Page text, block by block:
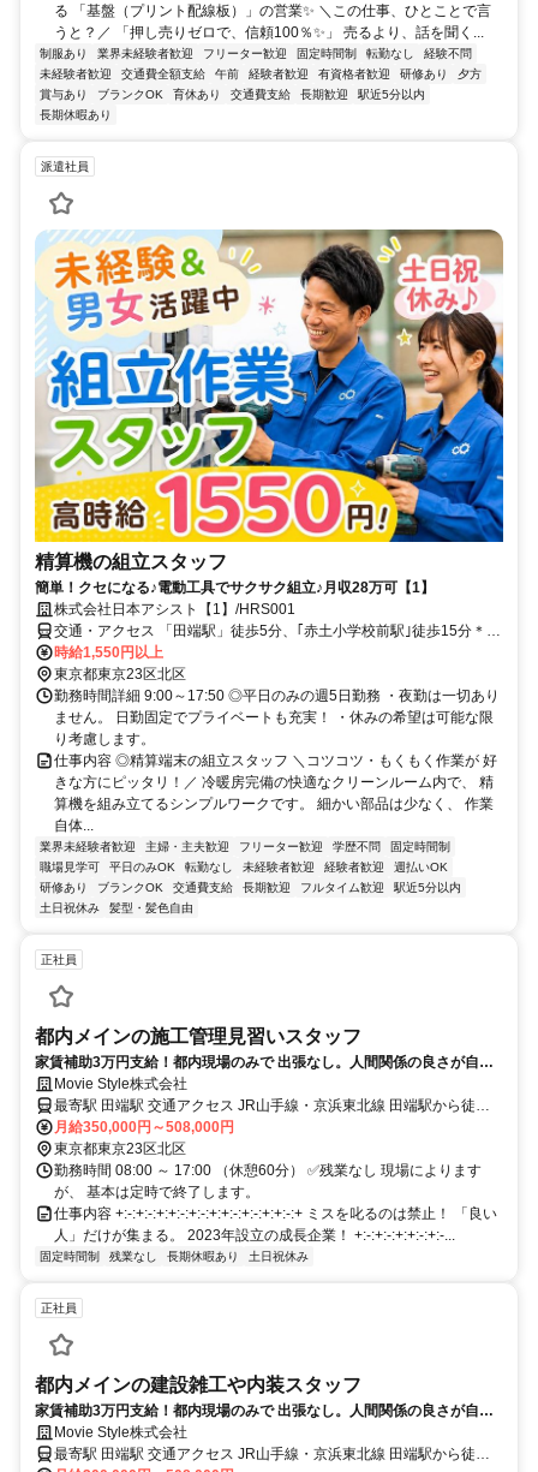
る 「基盤（プリント配線板）」の営業✨ ＼この仕事、ひとことで言
うと？／ 「押し売りゼロで、信頼100％✨」 売るより、話を聞く...
制服あり 業界未経験者歓迎 フリーター歓迎 固定時間制 転勤なし
経験不問
未経験者歓迎
交通費全額支給 午前 経験者歓迎 有資格者歓迎 研修あり
夕方
賞与あり
ブランクOK 育休あり 交通費支給 長期歓迎
駅近5分以内
長期休暇あり
派遣社員
精算機の組立スタッフ
簡単！クセになる♪電動工具でサクサク組立♪月収28万可【1】
株式会社日本アシスト【1】/HRS001
交通・アクセス 「田端駅」徒歩5分、｢赤土小学校前駅｣徒歩15分＊交
通費規定支給
時給1,550円以上
東京都東京23区北区
勤務時間詳細 9:00～17:50 ◎平日のみの週5日勤務 ・夜勤は一切あり
ません。 日勤固定でプライベートも充実！ ・休みの希望は可能な限
り考慮します。
仕事内容 ◎精算端末の組立スタッフ ＼コツコツ・もくもく作業が 好
きな方にピッタリ！／ 冷暖房完備の快適なクリーンルーム内で、 精
算機を組み立てるシンプルワークです。 細かい部品は少なく、 作業
自体...
業界未経験者歓迎 主婦・主夫歓迎 フリーター歓迎 学歴不問
固定時間制
職場見学可
平日のみOK 転勤なし 未経験者歓迎 経験者歓迎
週払いOK
研修あり
ブランクOK 交通費支給 長期歓迎 フルタイム歓迎
駅近5分以内
土日祝休み
髪型・髪色自由
正社員
都内メインの施工管理見習いスタッフ
家賃補助3万円支給！都内現場のみで 出張なし。人間関係の良さが自
慢！Movie Style株式会社
最寄駅 田端駅 交通アクセス JR山手線・京浜東北線 田端駅から徒歩
約 4〜6分 ※現場は新宿・中野・品川など 23区内がメイン！ ※直行
直帰OK。
月給350,000円～508,000円
東京都東京23区北区
勤務時間 08:00 ～ 17:00 （休憩60分） ✅残業なし 現場によります
が、 基本は定時で終了します。
仕事内容 +:-:+:-:+:+:-:+:-:+:+:-:+:-:+:+:-:+ ミスを叱るのは禁止！ 「良い
人」だけが集まる。 2023年設立の成長企業！ +:-:+:-:+:+:-:+:-...
固定時間制 残業なし 長期休暇あり 土日祝休み
正社員
都内メインの建設雑工や内装スタッフ
家賃補助3万円支給！都内現場のみで 出張なし。人間関係の良さが自
慢！Movie Style株式会社
最寄駅 田端駅 交通アクセス JR山手線・京浜東北線 田端駅から徒歩